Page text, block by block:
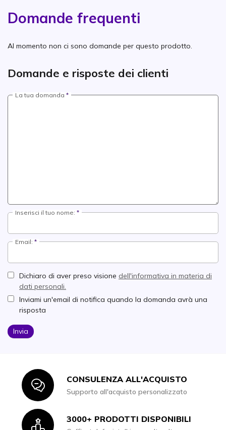
Domande frequenti
Al momento non ci sono domande per questo prodotto.
Domande e risposte dei clienti
La tua domanda
Inserisci il tuo nome:
Email:
Dichiaro di aver preso visione dell'informativa in materia di
dati personali.
Inviami un'email di notifica quando la domanda avrà una
risposta
Invia
IconCONSULENZA ALL'ACQUISTO
Supporto all'acquisto personalizzato
Icon3000+ PRODOTTI DISPONIBILI